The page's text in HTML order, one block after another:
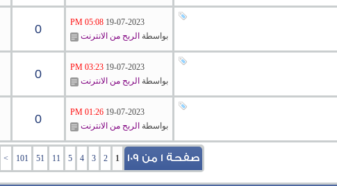
19-07-2023
05:08 PM
بواسطة الربح من الانترنت 0
19-07-2023
03:23 PM
بواسطة الربح من الانترنت 0
19-07-2023
01:26 PM
بواسطة الربح من الانترنت 0
صفحة 1 من 109 1
2
3
4
5
11
51
101
>